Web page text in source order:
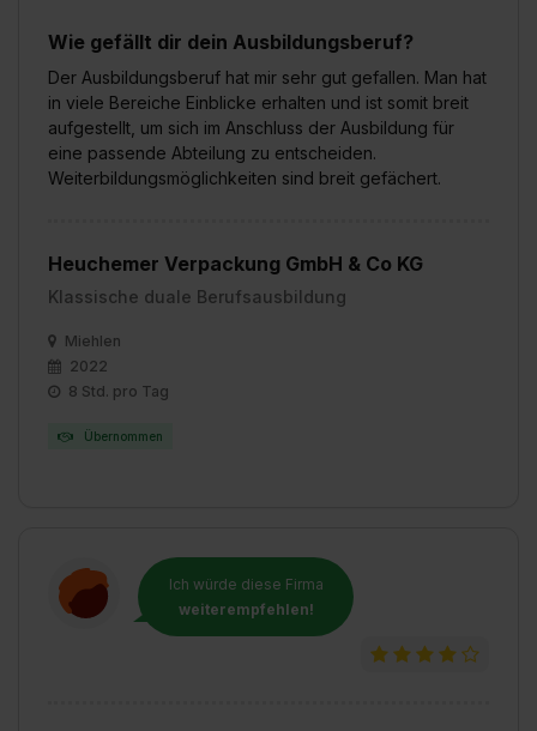
Wie gefällt dir dein Ausbildungsberuf?
Der Ausbildungsberuf hat mir sehr gut gefallen. Man hat
in viele Bereiche Einblicke erhalten und ist somit breit
aufgestellt, um sich im Anschluss der Ausbildung für
eine passende Abteilung zu entscheiden.
Weiterbildungsmöglichkeiten sind breit gefächert.
Heuchemer Verpackung GmbH & Co KG
Klassische duale Berufsausbildung
Miehlen
2022
8 Std. pro Tag
Übernommen
Ich würde diese Firma
weiterempfehlen!